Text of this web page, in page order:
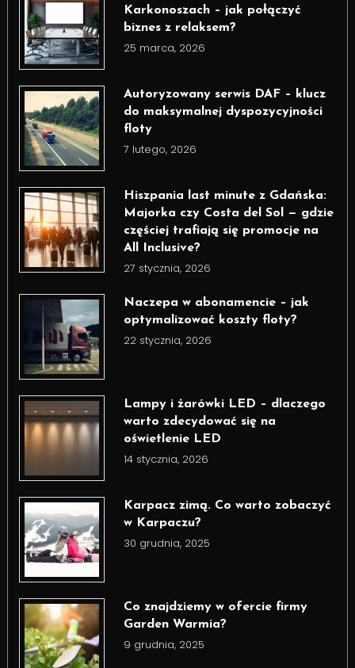
Karkonoszach – jak połączyć
biznes z relaksem?
25 marca, 2026
Autoryzowany serwis DAF – klucz
do maksymalnej dyspozycyjności
floty
7 lutego, 2026
Hiszpania last minute z Gdańska:
Majorka czy Costa del Sol — gdzie
częściej trafiają się promocje na
All Inclusive?
27 stycznia, 2026
Naczepa w abonamencie – jak
optymalizować koszty floty?
22 stycznia, 2026
Lampy i żarówki LED – dlaczego
warto zdecydować się na
oświetlenie LED
14 stycznia, 2026
Karpacz zimą. Co warto zobaczyć
w Karpaczu?
30 grudnia, 2025
Co znajdziemy w ofercie firmy
Garden Warmia?
9 grudnia, 2025